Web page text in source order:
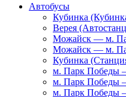
Автобусы
Кубинка
Верея
Можайск — м.
Можайск — м.
Кубинка
м. Парк Победы
м. Парк Победы
м. Парк Победы